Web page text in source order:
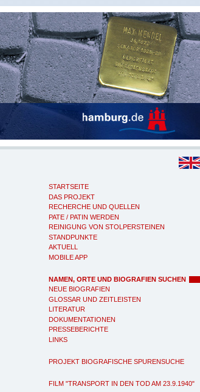
STARTSEITE
DAS PROJEKT
RECHERCHE UND QUELLEN
PATE / PATIN WERDEN
REINIGUNG VON STOLPERSTEINEN
STANDPUNKTE
AKTUELL
MOBILE APP
NAMEN, ORTE UND BIOGRAFIEN SUCHEN
NEUE BIOGRAFIEN
GLOSSAR UND ZEITLEISTEN
LITERATUR
DOKUMENTATIONEN
PRESSEBERICHTE
LINKS
PROJEKT BIOGRAFISCHE SPURENSUCHE
FILM "TRANSPORT IN DEN TOD AM 23.9.1940"